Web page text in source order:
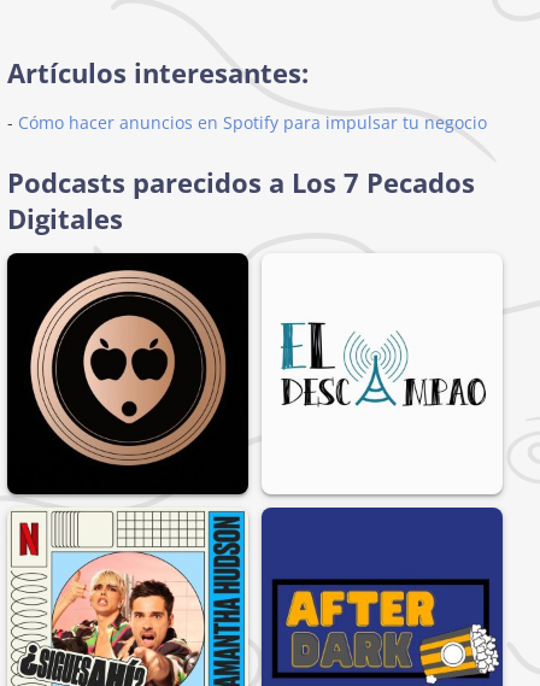
Artículos interesantes:
- Cómo hacer anuncios en Spotify para impulsar tu negocio
Podcasts parecidos a Los 7 Pecados
Digitales